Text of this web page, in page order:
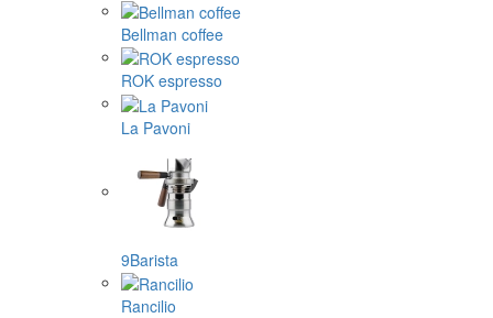
Bellman coffee
ROK espresso
La Pavoni
9Barista
Rancilio